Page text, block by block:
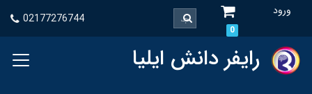
ورود
0
02177276744
رایفر دانش ایلیا